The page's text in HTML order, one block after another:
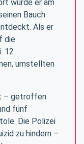
wurde er am
Bauch
Als er
die
12
umstellten
– getroffen
fünf
Die Polizei
zu hindern –